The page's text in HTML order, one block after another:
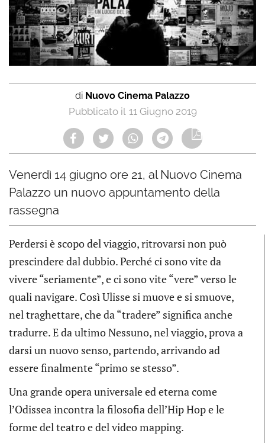
di Nuovo Cinema Palazzo
11 Giugno 2019
Venerdì 14 giugno ore 21, al Nuovo Cinema
Palazzo un nuovo appuntamento della
rassegna
Perdersi è scopo del viaggio, ritrovarsi non può
prescindere dal dubbio. Perché ci sono vite da
vivere “seriamente”, e ci sono vite “vere” verso le
quali navigare. Così Ulisse si muove e si smuove,
nel traghettare, che da “tradere” significa anche
tradurre. E da ultimo Nessuno, nel viaggio, prova a
darsi un nuovo senso, partendo, arrivando ad
essere finalmente “primo se stesso”.
Una grande opera universale ed eterna come
l’Odissea incontra la filosofia dell’Hip Hop e le
forme del teatro e del video mapping.